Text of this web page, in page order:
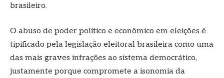
brasileiro.
O abuso de poder político e econômico em eleições é
tipificado pela legislação eleitoral brasileira como uma
das mais graves infrações ao sistema democrático,
justamente porque compromete a isonomia da